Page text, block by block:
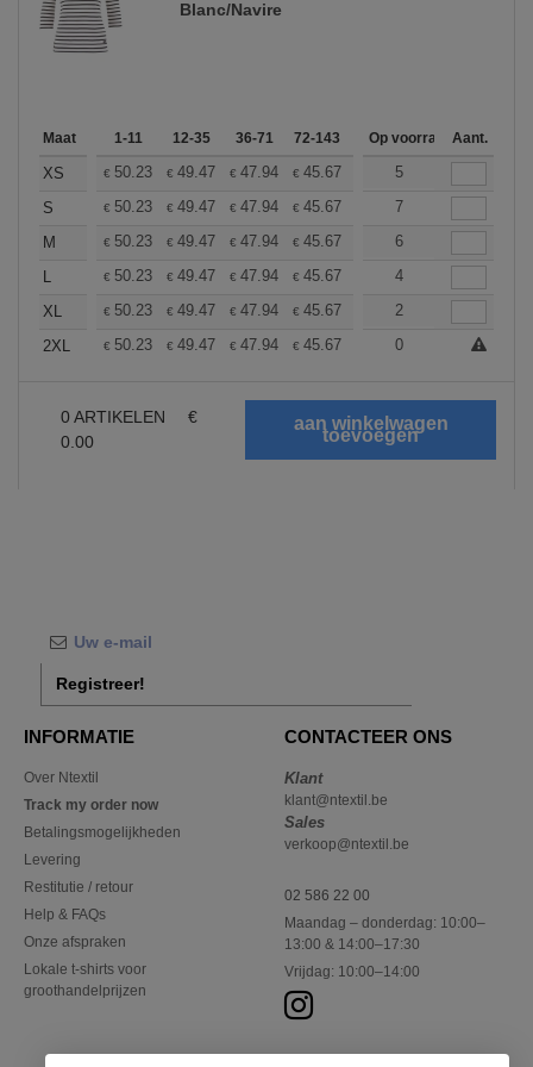
Blanc/Navire
Maat 1-11 12-35 36-71 72-143 144-287 288 + Meer
Op voorraadAant.
XS € 50.23 € 49.47 € 47.94 € 45.67 43.38
5
S
€ 50.23 € 49.47 € 47.94 € 45.67 43.38
7
M
€ 50.23 € 49.47 € 47.94 € 45.67 43.38
6
L
€ 50.23 € 49.47 € 47.94 € 45.67 43.38
4
XL
€ 50.23 € 49.47 € 47.94 € 45.67 43.38
2
2XL
€ 50.23 € 49.47 € 47.94 € 45.67 43.38
0
0 ARTIKELEN
€
0.00
Registreer!
INFORMATIE
Over Ntextil
Track my order now
Betalingsmogelijkheden
Levering
Restitutie / retour
Help & FAQs
Onze afspraken
Lokale t-shirts voor
groothandelprijzen
CONTACTEER ONS
Klant
klant@ntextil.be
Sales
verkoop@ntextil.be
02 586 22 00
Maandag – donderdag: 10:00–
13:00 & 14:00–17:30
Vrijdag: 10:00–14:00